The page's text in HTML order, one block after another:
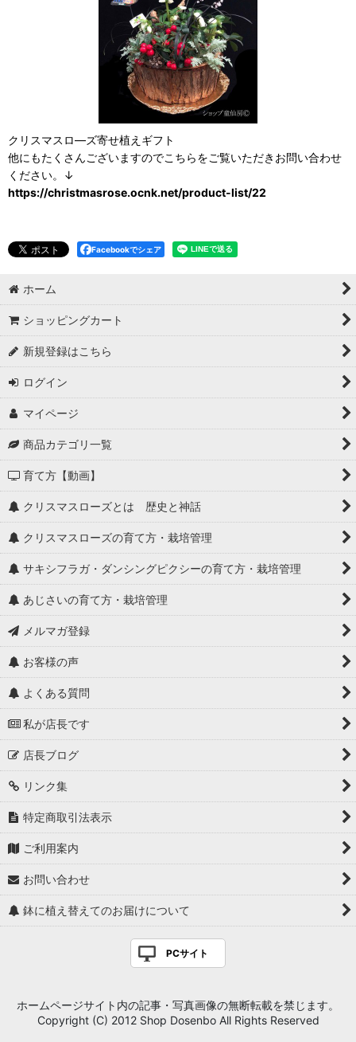
クリスマスロ―ズ寄せ植えギフト
他にもたくさんございますのでこちらをご覧いただきお問い合わせ
ください。↓
https://christmasrose.ocnk.net/product-list/22
Facebookでシェア
ホーム
ショッピングカート
新規登録はこちら
ログイン
マイページ
商品カテゴリ一覧
育て方【動画】
クリスマスローズとは 歴史と神話
クリスマスローズの育て方・栽培管理
サキシフラガ・ダンシングピクシーの育て方・栽培管理
あじさいの育て方・栽培管理
メルマガ登録
お客様の声
よくある質問
私が店長です
店長ブログ
リンク集
特定商取引法表示
ご利用案内
お問い合わせ
鉢に植え替えてのお届けについて
PCサイト
ホームページサイト内の記事・写真画像の無断転載を禁じます。
Copyright (C) 2012 Shop Dosenbo All Rights Reserved